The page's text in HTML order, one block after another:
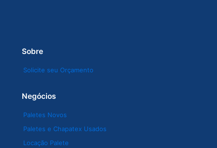
Sobre
Solicite seu Orçamento
Negócios
Paletes Novos
Paletes e Chapatex Usados
Locação Palete